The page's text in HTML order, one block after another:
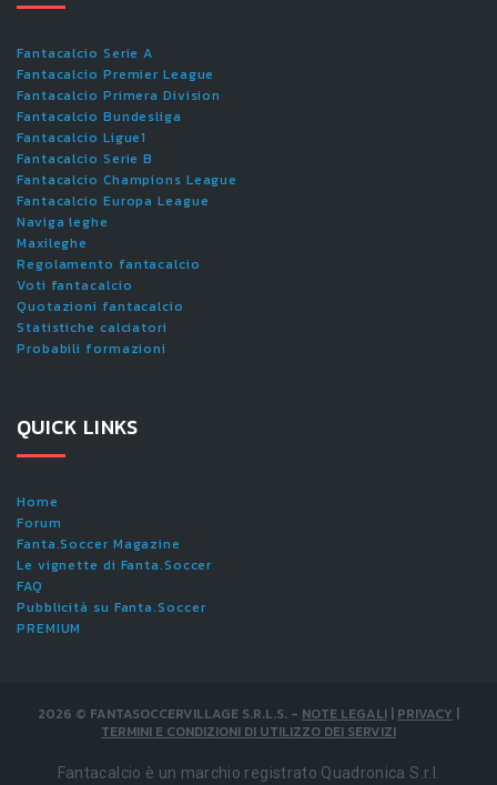
Fantacalcio Serie A
Fantacalcio Premier League
Fantacalcio Primera Division
Fantacalcio Bundesliga
Fantacalcio Ligue1
Fantacalcio Serie B
Fantacalcio Champions League
Fantacalcio Europa League
Naviga leghe
Maxileghe
Regolamento fantacalcio
Voti fantacalcio
Quotazioni fantacalcio
Statistiche calciatori
Probabili formazioni
QUICK LINKS
Home
Forum
Fanta.Soccer Magazine
Le vignette di Fanta.Soccer
FAQ
Pubblicità su Fanta.Soccer
PREMIUM
2026 © FANTASOCCERVILLAGE S.R.L.S. - NOTE LEGALI | PRIVACY |
TERMINI E CONDIZIONI DI UTILIZZO DEI SERVIZI
Fantacalcio è un marchio registrato Quadronica S.r.l.